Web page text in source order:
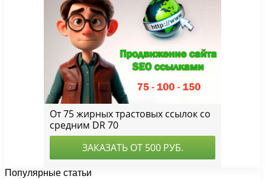
Популярные статьи